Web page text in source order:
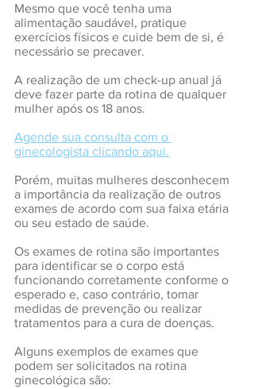
Mesmo que você tenha uma
alimentação saudável, pratique
exercícios físicos e cuide bem de si, é
necessário se precaver.
A realização de um check-up anual já
deve fazer parte da rotina de qualquer
mulher após os 18 anos.
Agende sua consulta com o
ginecologista clicando aqui.
Porém, muitas mulheres desconhecem
a importância da realização de outros
exames de acordo com sua faixa etária
ou seu estado de saúde.
Os exames de rotina são importantes
para identificar se o corpo está
funcionando corretamente conforme o
esperado e, caso contrário, tomar
medidas de prevenção ou realizar
tratamentos para a cura de doenças.
Alguns exemplos de exames que
podem ser solicitados na rotina
ginecológica são: